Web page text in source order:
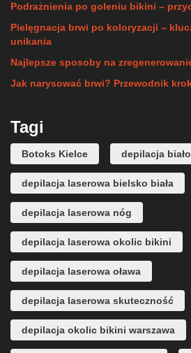
Podrażnienia po goleniu bikini –
Pielęgnacja brwi po koloryzacji –
unikania
Najlepsze sposoby na
Jak narysować brwi? Przewodnik
Tagi
Botoks Kielce depilacja
depilacja laserowa bielsko biała
depilacja laserowa nóg
depilacja laserowa okolic bikini
depilacja laserowa oława
depilacja laserowa skuteczność
depilacja okolic bikini warszawa